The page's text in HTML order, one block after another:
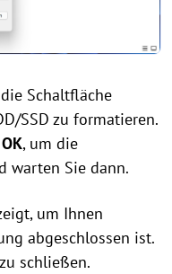
Schaltfläche
SSD zu formatieren.
OK, um die
warten Sie dann.
um Ihnen
abgeschlossen ist.
schließen.